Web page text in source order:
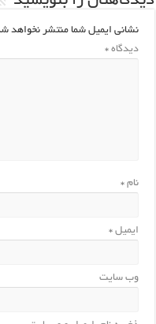
نشانی ایمیل شما منتشر نخواهد
دیدگاه *
نام *
ایمیل *
وب‌ سایت